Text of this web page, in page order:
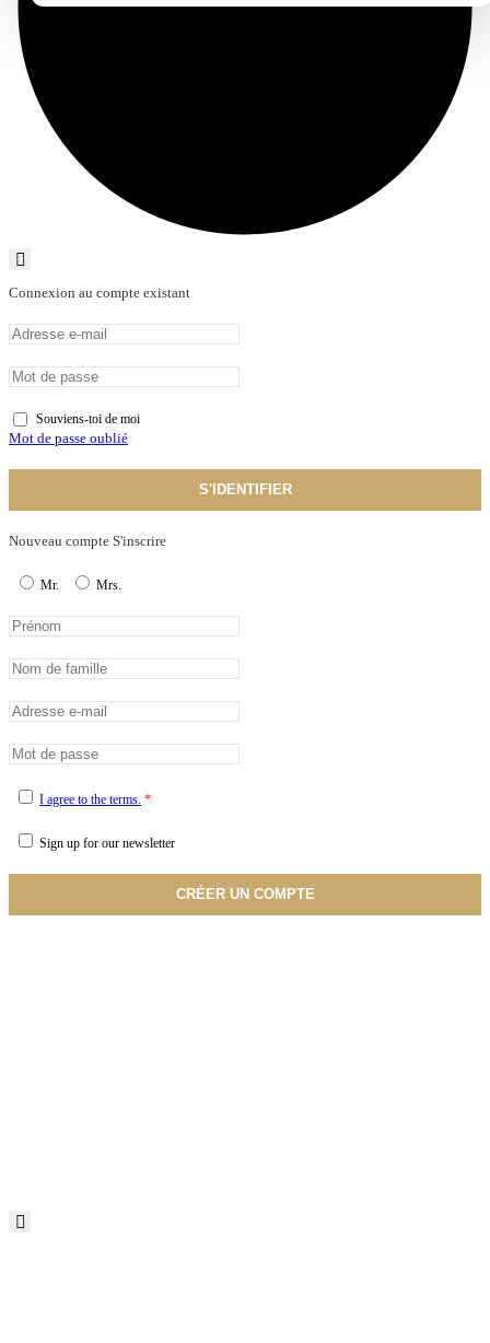
Connexion au compte existant
Souviens-toi de moi
Mot de passe oublié
S'IDENTIFIER
Nouveau compte S'inscrire
Mr. Mrs.
I agree to the terms. *
Sign up for our newsletter
CRÉER UN COMPTE